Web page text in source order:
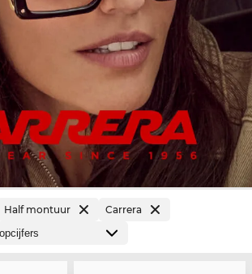
Half montuur Carrera